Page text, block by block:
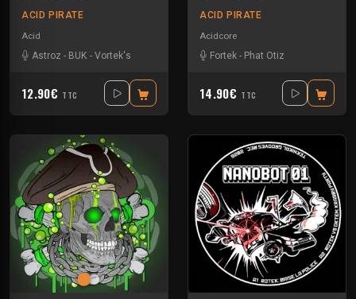
ACID PIRATE
Acid
Astroz - BUK - Vortek's
12.90€ TTC
ACID PIRATE
Acidcore
Fortek - Phat Otiz
14.90€ TTC